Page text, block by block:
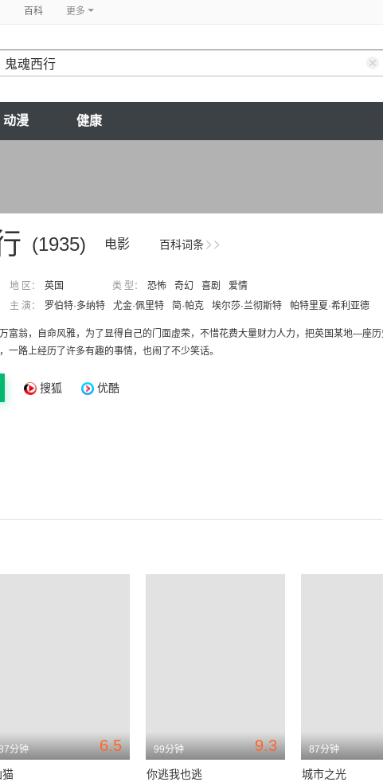
百科 更多
动漫 健康
百科词条
(1935) 电影
地 区： 英国 类 型： 恐怖 奇幻 喜剧
爱情
主 演： 罗伯特·多纳特 尤金·佩里特 简·帕克 埃尔莎·兰彻斯特 帕特里夏·希利亚德
富翁，自命风雅，为了显得自己的门面虚荣，不惜花费大量财力人力，把英国某地—座
一路上经历了许多有趣的事情，也闹了不少笑话。
搜狐 优酷
6.5
分钟
猫
9.3
99分钟
你逃我也逃
87分钟
城市之光